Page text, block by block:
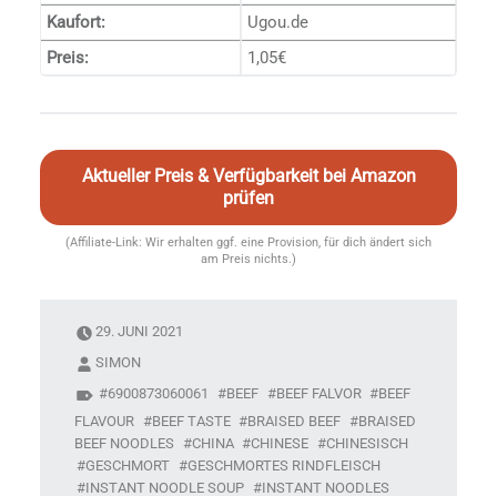
Kaufort:
Ugou.de
Preis:
1,05€
Aktueller Preis & Verfügbarkeit bei Amazon
prüfen
(Affiliate-Link: Wir erhalten ggf. eine Provision, für dich ändert sich
am Preis nichts.)
29. JUNI 2021
SIMON
6900873060061
BEEF BEEF FALVOR
BEEF
FLAVOUR
BEEF TASTE BRAISED BEEF
BRAISED
BEEF NOODLES
CHINA CHINESE
CHINESISCH
GESCHMORT
GESCHMORTES RINDFLEISCH
INSTANT NOODLE SOUP
INSTANT NOODLES